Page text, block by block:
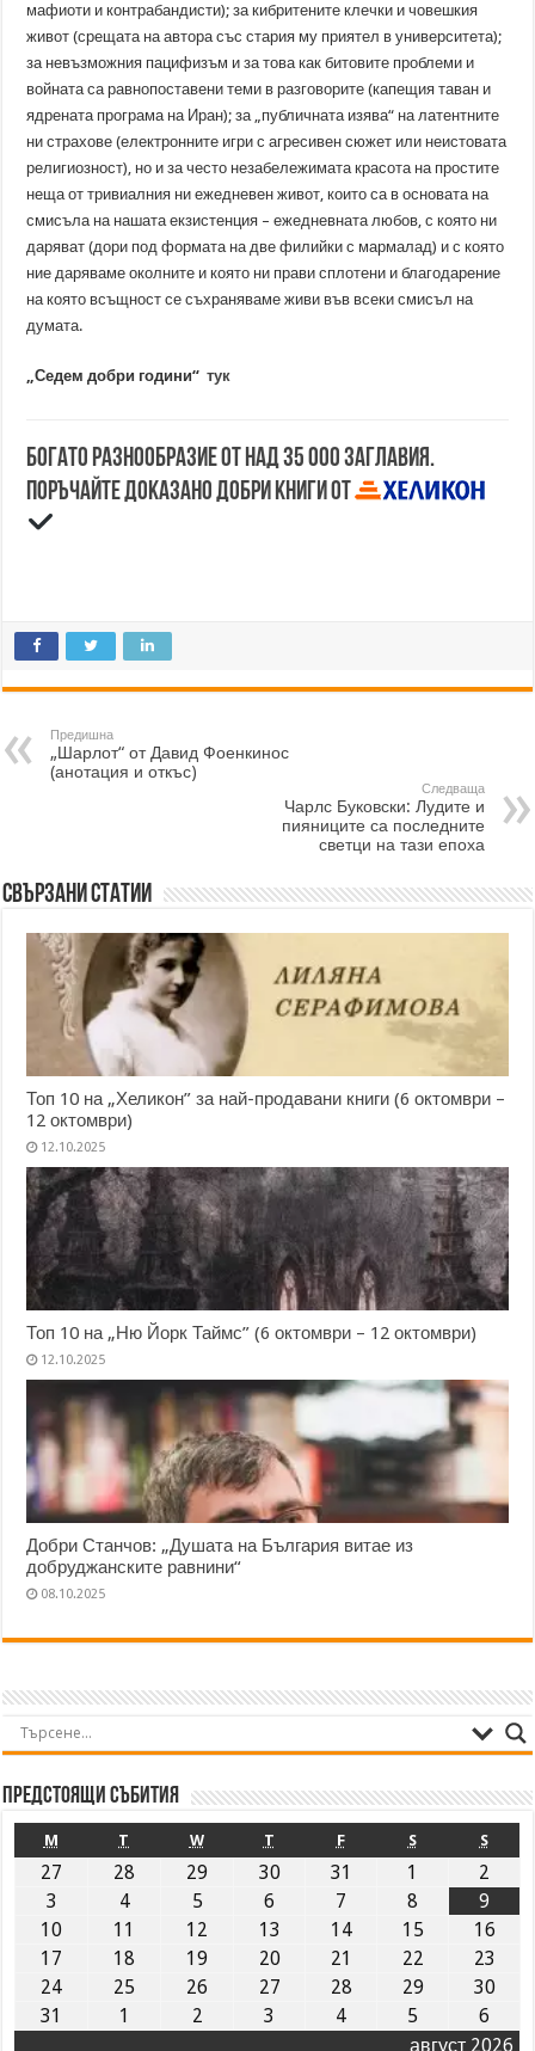
мафиоти и контрабандисти); за кибритените клечки и човешкия
живот (срещата на автора със стария му приятел в университета);
за невъзможния пацифизъм и за това как битовите проблеми и
войната са равнопоставени теми в разговорите (капещия таван и
ядрената програма на Иран); за „публичната изява“ на латентните
ни страхове (електронните игри с агресивен сюжет или неистовата
религиозност), но и за често незабележимата красота на простите
неща от тривиалния ни ежедневен живот, които са в основата на
смисъла на нашата екзистенция – ежедневната любов, с която ни
даряват (дори под формата на две филийки с мармалад) и с която
ние даряваме околните и която ни прави сплотени и благодарение
на която всъщност се съхраняваме живи във всеки смисъл на
думата.
„Седем добри години“тук
Богато разнообразие от над 35 000 заглавия.
Поръчайте доказано добри книги от
Предишна
„Шарлот“ от Давид Фоенкинос
(анотация и откъс)
Следваща
Чарлс Буковски: Лудите и
пияниците са последните
светци на тази епоха
Свързани статии
Топ 10 на „Хеликон” за най-продавани книги (6 октомври –
12 октомври)
12.10.2025
Топ 10 на „Ню Йорк Таймс” (6 октомври – 12 октомври)
12.10.2025
Добри Станчов: „Душата на България витае из
добруджанските равнини“
08.10.2025
Предстоящи събития
август 2026
M T W T F S S
27 28 29 30 31 1
2
3
4 5 6 7 8
9
10
11 12 13 14 15
16
17
18 19 20 21 22
23
24
25 26 27 28 29
30
31
1 2 3 4 5 6